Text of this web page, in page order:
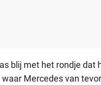
blij met het rondje dat
Mercedes van